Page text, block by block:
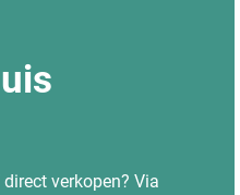
verkopen? Via